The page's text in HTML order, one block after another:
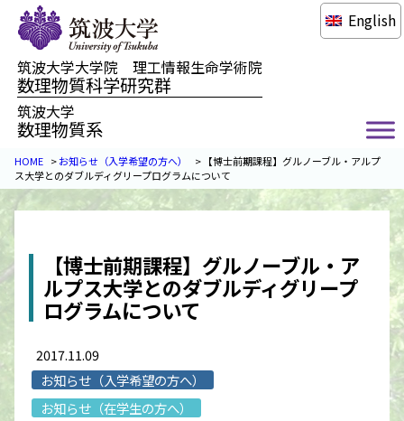
筑波大学大学院 理工情報生命学術院
数理物質科学研究群
筑波大学
数理物質系
English
HOME >お知らせ（入学希望の方へ） > 【博士前期課程】グルノーブル・アルプ
ス大学とのダブルディグリープログラムについて
【博士前期課程】グルノーブル・ア
ルプス大学とのダブルディグリープ
ログラムについて
2017.11.09
お知らせ（入学希望の方へ）
お知らせ（在学生の方へ）